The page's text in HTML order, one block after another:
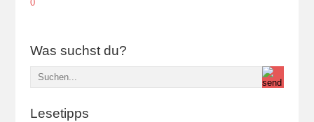
Was suchst du?
Lesetipps